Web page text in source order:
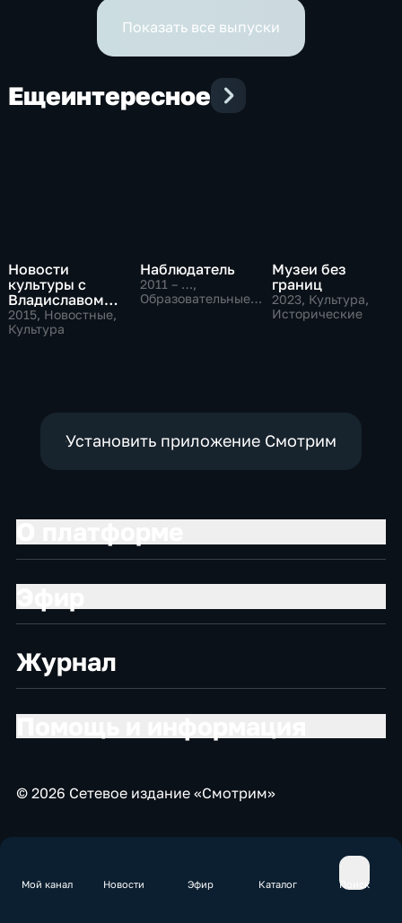
Мой канал Новости Эфир Каталог Поиск
Показать все выпуски
Ещеинтересное
Новости
культуры с
Владиславом
Флярковским
2015, Новостные,
Культура
Наблюдатель
2011 – …,
Образовательные,
Музеи без
границ
2023, Культура,
Исторические
Установить приложение Смотрим
Журнал
© 2026 Сетевое издание «Смотрим»